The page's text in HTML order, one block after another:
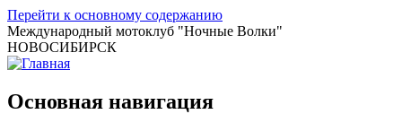
Перейти к основному содержанию
Международный мотоклуб "Ночные Волки"
НОВОСИБИРСК
Основная навигация